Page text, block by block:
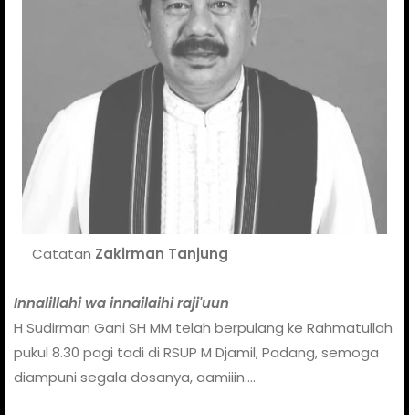
Catatan Zakirman Tanjung
Innalillahi wa innailaihi raji'uun
H Sudirman Gani SH MM telah berpulang ke Rahmatullah
pukul 8.30 pagi tadi di RSUP M Djamil, Padang, semoga
diampuni segala dosanya, aamiiin....